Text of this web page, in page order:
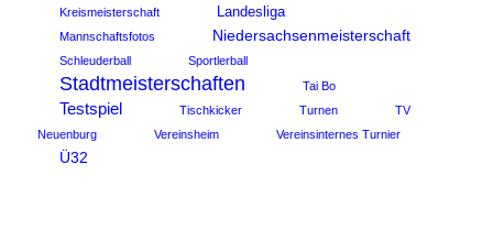
Kreismeisterschaft Landesliga
Mannschaftsfotos Niedersachsenmeisterschaft
Schleuderball Sportlerball
Stadtmeisterschaften Tai Bo
Testspiel Tischkicker Turnen
TV
Neuenburg
Vereinsheim Vereinsinternes Turnier
Ü32